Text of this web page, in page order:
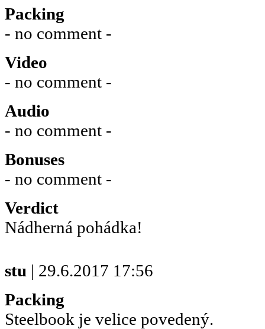
Packing
- no comment -
Video
- no comment -
Audio
- no comment -
Bonuses
- no comment -
Verdict
Nádherná pohádka!
stu | 29.6.2017 17:56
Packing
Steelbook je velice povedený.